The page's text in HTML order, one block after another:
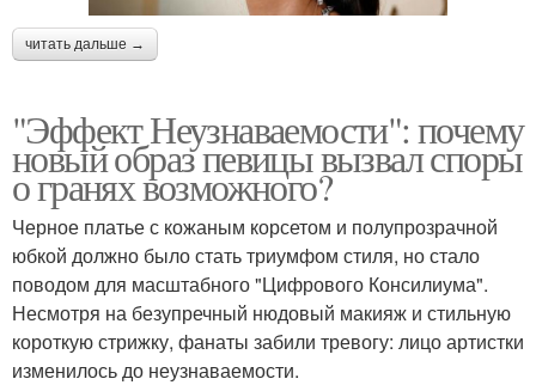
читать дальше →
"Эффект Неузнаваемости": почему
новый образ певицы вызвал споры
о гранях возможного?
Черное платье с кожаным корсетом и полупрозрачной
юбкой должно было стать триумфом стиля, но стало
поводом для масштабного "Цифрового Консилиума".
Несмотря на безупречный нюдовый макияж и стильную
короткую стрижку, фанаты забили тревогу: лицо артистки
изменилось до неузнаваемости.